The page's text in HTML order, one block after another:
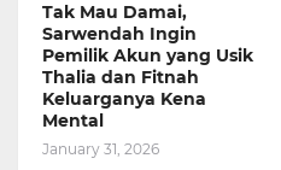
Tak Mau Damai,
Sarwendah Ingin
Pemilik Akun yang Usik
Thalia dan Fitnah
Keluarganya Kena
Mental
January 31, 2026